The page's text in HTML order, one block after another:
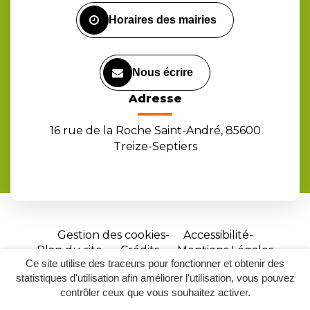
Ce site utilise des traceurs pour fonctionner et obtenir des
statistiques d'utilisation afin améliorer l'utilisation, vous pouvez
contrôler ceux que vous souhaitez activer.
Horaires des mairies
Nous écrire
Adresse
16 rue de la Roche Saint-André, 85600
Treize-Septiers
Gestion des cookies
Accessibilité
Plan du site
Crédits
Mentions Légales
Site
réalisé